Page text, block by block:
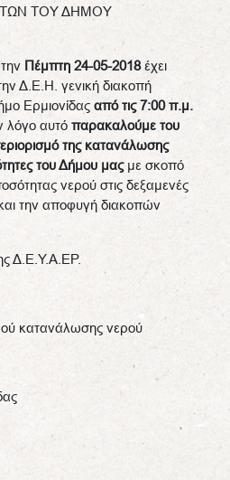
ΤΟΥ ΔΗΜΟΥ
Πέμπτη 24-05-2018έχει
Δ.Ε.Η. γενική διακοπή
Ερμιονίδας από τις 7:00 π.μ.
λόγο αυτό παρακαλούμε του
της κατανάλωσης
του Δήμου μαςμε σκοπό
νερού στις δεξαμενές
την αποφυγή διακοπών
Δ.Ε.Υ.Α.ΕΡ.
κατανάλωσης νερού